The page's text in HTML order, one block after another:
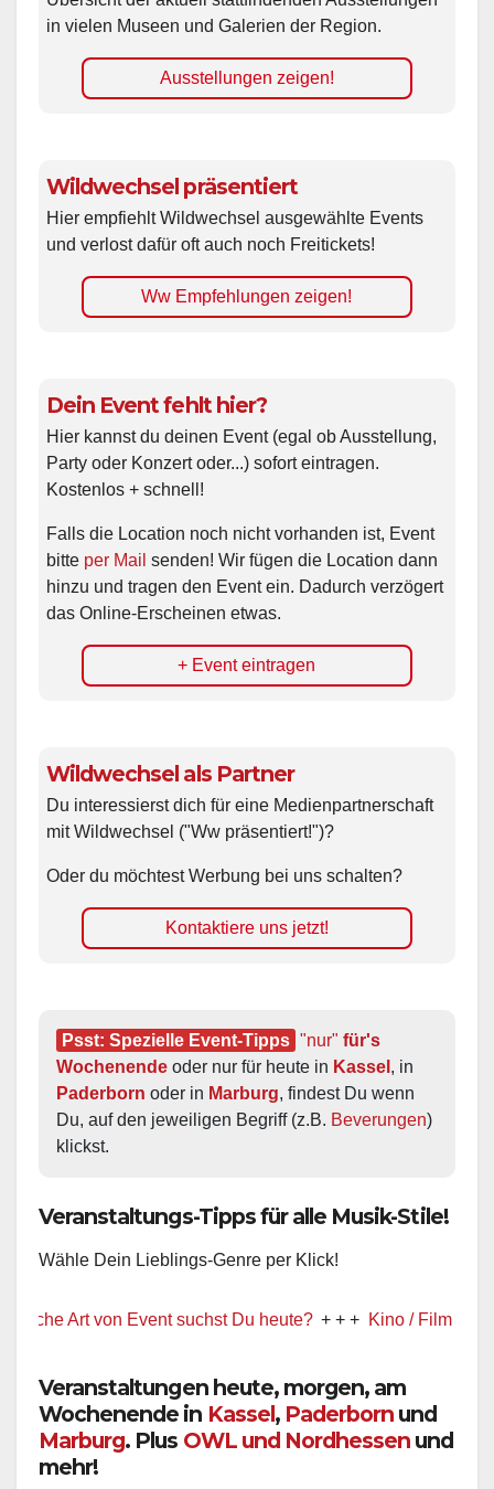
in vielen Museen und Galerien der Region.
Ausstellungen zeigen!
Wildwechsel präsentiert
Hier empfiehlt Wildwechsel ausgewählte Events
und verlost dafür oft auch noch Freitickets!
Ww Empfehlungen zeigen!
Dein Event fehlt hier?
Hier kannst du deinen Event (egal ob Ausstellung,
Party oder Konzert oder...) sofort eintragen.
Kostenlos + schnell!
Falls die Location noch nicht vorhanden ist, Event
bitte per Mail senden! Wir fügen die Location dann
hinzu und tragen den Event ein. Dadurch verzögert
das Online-Erscheinen etwas.
+ Event eintragen
Wildwechsel als Partner
Du interessierst dich für eine Medienpartnerschaft
mit Wildwechsel ("Ww präsentiert!")?
Oder du möchtest Werbung bei uns schalten?
Kontaktiere uns jetzt!
Psst: Spezielle Event-Tipps "nur" für's
Wochenende oder nur für heute in Kassel
Paderborn oder in Marburg, findest Du wenn
Du, auf den jeweiligen Begriff (z.B. Beverungen)
klickst.
Veranstaltungs-Tipps für alle Musik-Stile!
Wähle Dein Lieblings-Genre per Klick!
Art von Event suchst Du heute? + + + Kino / Film + + + Ww
Veranstaltungen heute, morgen, am
Wochenende in Kassel, Paderborn und
Marburg. Plus OWL und Nordhessen und
mehr!